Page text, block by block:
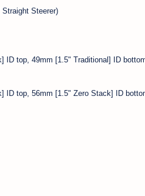
Steerer)
top, 49mm [1.5" Traditional] ID
top, 56mm [1.5" Zero Stack] ID